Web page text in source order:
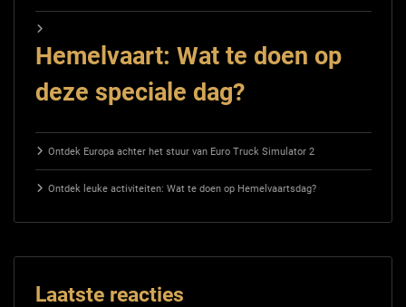
Hemelvaart: Wat te doen op
deze speciale dag?
Ontdek Europa achter het stuur van Euro Truck Simulator 2
Ontdek leuke activiteiten: Wat te doen op Hemelvaartsdag?
Laatste reacties